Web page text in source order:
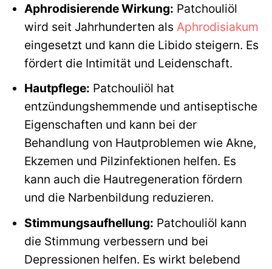
Aphrodisierende Wirkung: Patchouliöl
wird seit Jahrhunderten als Aphrodisiakum
eingesetzt und kann die Libido steigern. Es
fördert die Intimität und Leidenschaft.
Hautpflege: Patchouliöl hat
entzündungshemmende und antiseptische
Eigenschaften und kann bei der
Behandlung von Hautproblemen wie Akne,
Ekzemen und Pilzinfektionen helfen. Es
kann auch die Hautregeneration fördern
und die Narbenbildung reduzieren.
Stimmungsaufhellung: Patchouliöl kann
die Stimmung verbessern und bei
Depressionen helfen. Es wirkt belebend